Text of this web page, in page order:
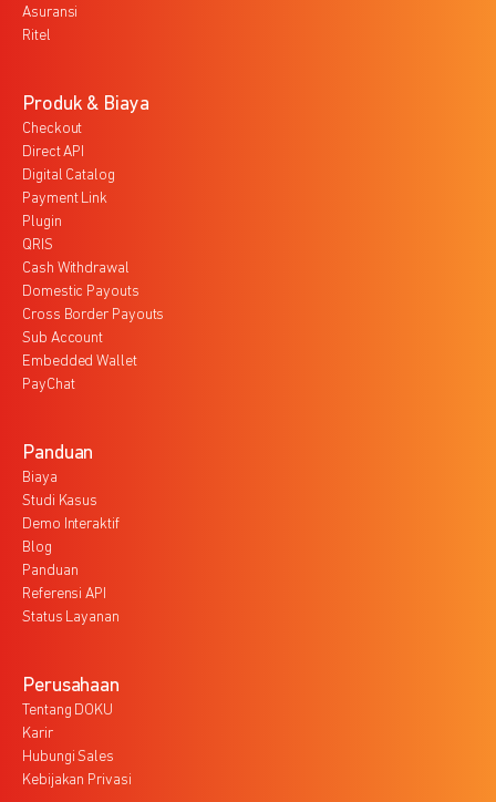
Asuransi
Ritel
Produk & Biaya
Checkout
Direct API
Digital Catalog
Payment Link
Plugin
QRIS
Cash Withdrawal
Domestic Payouts
Cross Border Payouts
Sub Account
Embedded Wallet
PayChat
Panduan
Biaya
Studi Kasus
Demo Interaktif
Blog
Panduan
Referensi API
Status Layanan
Perusahaan
Tentang DOKU
Karir
Hubungi Sales
Kebijakan Privasi